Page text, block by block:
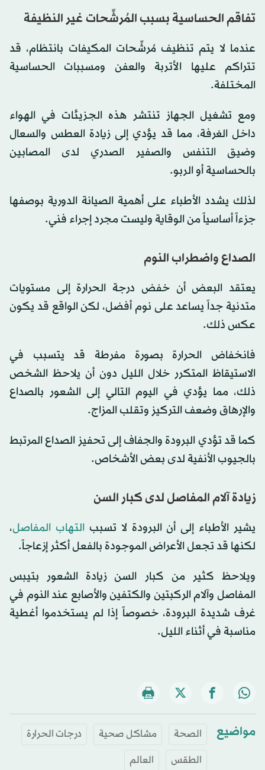
تفاقم الحساسية بسبب المُرشِّحات غير النظيفة
عندما لا يتم تنظيف مُرشِّحات المكيفات بانتظام، قد
تتراكم عليها الأتربة والعفن ومسببات الحساسية
المختلفة.
ومع تشغيل الجهاز تنتشر هذه الجزيئات في الهواء
داخل الغرفة، مما قد يؤدي إلى زيادة العطس والسعال
وضيق التنفس والصفير الصدري لدى المصابين
بالحساسية أو الربو.
لذلك يشدد الأطباء على أهمية الصيانة الدورية بوصفها
جزءاً أساسياً من الوقاية وليست مجرد إجراء فني.
الصداع واضطراب النوم
يعتقد البعض أن خفض درجة الحرارة إلى مستويات
متدنية جداً يساعد على نوم أفضل، لكن الواقع قد يكون
عكس ذلك.
فانخفاض الحرارة بصورة مفرطة قد يتسبب في
الاستيقاظ المتكرر خلال الليل دون أن يلاحظ الشخص
ذلك، مما يؤدي في اليوم التالي إلى الشعور بالصداع
والإرهاق وضعف التركيز وتقلب المزاج.
كما قد تؤدي البرودة والجفاف إلى تحفيز الصداع المرتبط
بالجيوب الأنفية لدى بعض الأشخاص.
زيادة آلام المفاصل لدى كبار السن
يشير الأطباء إلى أن البرودة لا تسبب التهاب المفاصل،
لكنها قد تجعل الأعراض الموجودة بالفعل أكثر إزعاجاً.
ويلاحظ كثير من كبار السن زيادة الشعور بتيبس
المفاصل وآلام الركبتين والكتفين والأصابع عند النوم في
غرف شديدة البرودة، خصوصاً إذا لم يستخدموا أغطية
مناسبة في أثناء الليل.
مواضيع الصحة مشاكل صحية
درجات الحرارة
الطقس
العالم